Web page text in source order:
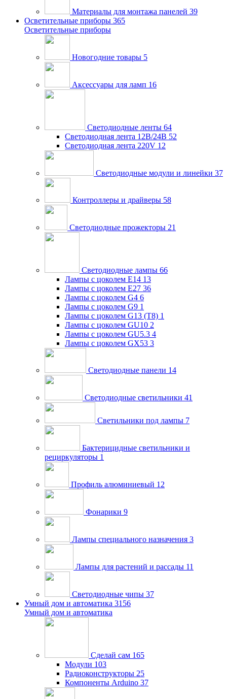
Материалы для монтажа панелей 39
Осветительные приборы 365
Осветительные приборы
Новогодние товары 5
Аксессуары для ламп 16
Светодиодные ленты 64
Светодиодная лента 12В/24В 52
Светодиодная лента 220V 12
Светодиодные модули и линейки 37
Контроллеры и драйверы 58
Светодиодные прожекторы 21
Светодиодные лампы 66
Лампы с цоколем E14 13
Лампы с цоколем E27 36
Лампы с цоколем G4 6
Лампы с цоколем G9 1
Лампы с цоколем G13 (Т8) 1
Лампы с цоколем GU10 2
Лампы с цоколем GU5.3 4
Лампы с цоколем GX53 3
Светодиодные панели 14
Светодиодные светильники 41
Светильники под лампы 7
Бактерицидные светильники и
рециркуляторы 1
Профиль алюминиевый 12
Фонарики 9
Лампы специального назначения 3
Лампы для растений и рассады 11
Светодиодные чипы 37
Умный дом и автоматика 3156
Умный дом и автоматика
Сделай сам 165
Модули 103
Радиоконструкторы 25
Компоненты Arduino 37